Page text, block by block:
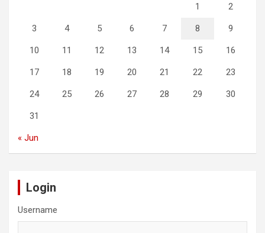
1 2
3 4 5 6 7 8 9
10 11 12 13 14 15 16
17 18 19 20 21 22 23
24 25 26 27 28 29 30
31
« Jun
Login
Username